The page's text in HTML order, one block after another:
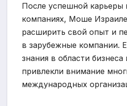
После успешной карьеры
компаниях, Моше
расширить свой опыт и
в зарубежные компании.
знания в области бизнеса
привлекли внимание
международных